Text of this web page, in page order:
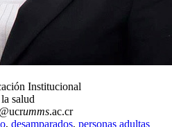
Institucional
salud
@ucrumms.ac.cr
, desamparados, personas adultas